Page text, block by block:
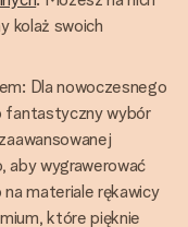
kolaż swoich
Dla nowoczesnego
fantastyczny wybór
aby wygrawerować
materiale rękawicy
które pięknie